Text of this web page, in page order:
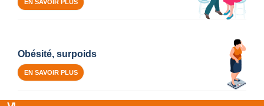
EN SAVOIR PLUS
Obésité, surpoids
EN SAVOIR PLUS